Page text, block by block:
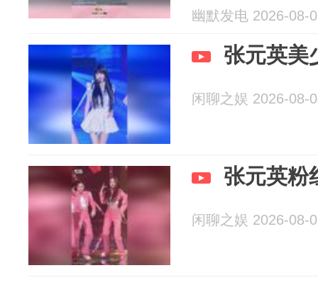
幽默发电 2026-08-
张元英美
闲聊之娱 2026-08-
张元英粉
闲聊之娱 2026-08-